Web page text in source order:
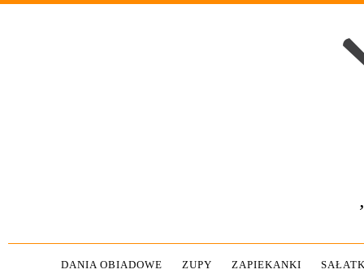
DANIA OBIADOWE ZUPY ZAPIEKANKI